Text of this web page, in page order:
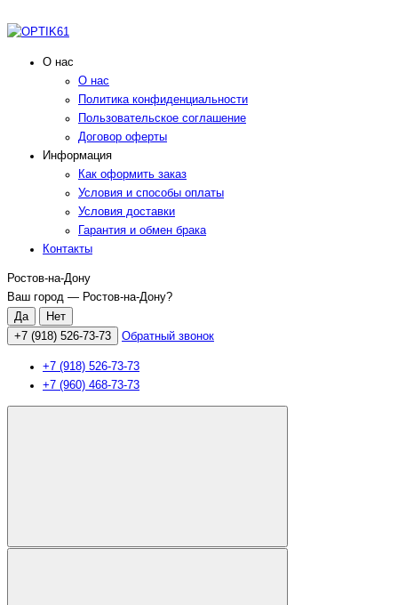
О нас
О нас
Политика конфиденциальности
Пользовательское соглашение
Договор оферты
Информация
Как оформить заказ
Условия и способы оплаты
Условия доставки
Гарантия и обмен брака
Контакты
Ростов-на-Дону
Ваш город — Ростов-на-Дону?
+7 (918) 526-73-73 Обратный звонок
+7 (918) 526-73-73
+7 (960) 468-73-73